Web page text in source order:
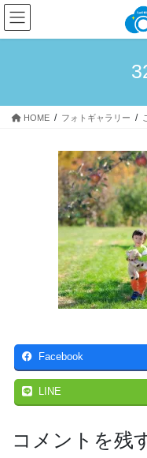
コ
ン
テ
ス
ナ
ビ
ゲ
ン
HOME フォトギャラリー
Facebook
LINE
コメントを残